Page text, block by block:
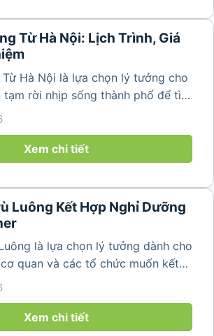
Từ Hà Nội: Lịch Trình, Giá
Từ Hà Nội là lựa chọn lý tưởng cho
tạm rời nhịp sống thành phố để tìm
rừng xanh mát, những bản làng
bậc thang đặc trưng của Pù
Xem chi tiết
Luông Kết Hợp Nghỉ Dưỡng
là lựa chọn lý tưởng dành cho
quan và các tổ chức muốn kết
tham quan và tổ chức các hoạt
khí...
Xem chi tiết